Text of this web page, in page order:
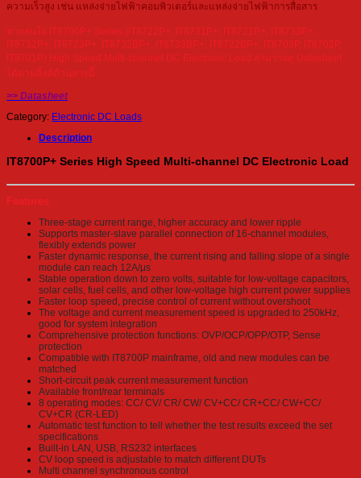
ความเร็วสูง เช่น แหล่งจ่ายไฟฟ้าคอมพิวเตอร์และแหล่งจ่ายไฟฟ้าการสื่อสาร
หากสนใจ IT8700P+ Series (IT8722P+, IT8731P+, IT8721P+, IT8733P+,
IT8732P+, IT8723P+, IT8732BP+, IT8733BP+, IT8722BP+, IT8703P, IT8702P,
IT8701P) High Speed Multi-channel DC Electronic Load สามารถดู Datasheet
ได้ตามลิ้งค์ด้านล่างนี้
>> Datasheet
Category: Electronic DC Loads
Description
IT8700P+ Series High Speed Multi-channel DC Electronic Load
Features
Three-stage current range, higher accuracy and lower ripple
Supports master-slave parallel connection of 16-channel modules,
flexibly extends power
Faster dynamic response, the current rising and falling slope of a single
module can reach 12A/μs
Stable operation down to zero volts, suitable for low-voltage capacitors,
solar cells, fuel cells, and other low-voltage high current power supplies
Faster loop speed, precise control of current without overshoot
The voltage and current measurement speed is upgraded to 250kHz,
good for system integration
Comprehensive protection functions: OVP/OCP/OPP/OTP, Sense
protection
Compatible with IT8700P mainframe, old and new modules can be
matched
Short-circuit peak current measurement function
Available front/rear terminals
8 operating modes: CC/ CV/ CR/ CW/ CV+CC/ CR+CC/ CW+CC/
CV+CR (CR-LED)
Automatic test function to tell whether the test results exceed the set
specifications
Built-in LAN, USB, RS232 interfaces
CV loop speed is adjustable to match different DUTs
Multi channel synchronous control